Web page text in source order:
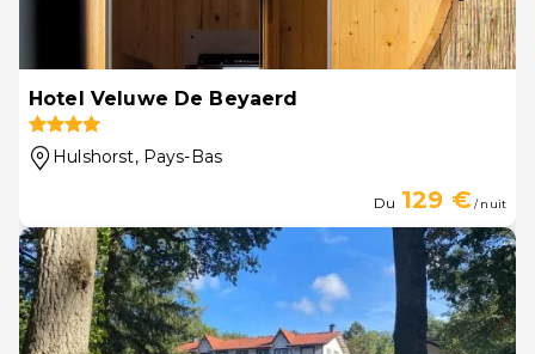
Hotel Veluwe De Beyaerd
Hulshorst, Pays-Bas
Du 129 €/ nuit